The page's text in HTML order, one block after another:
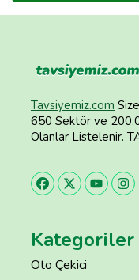
Tavsiyemiz.com
650 Sektör ve
Olanlar Listelenir.
Kategoriler
Oto Çekici